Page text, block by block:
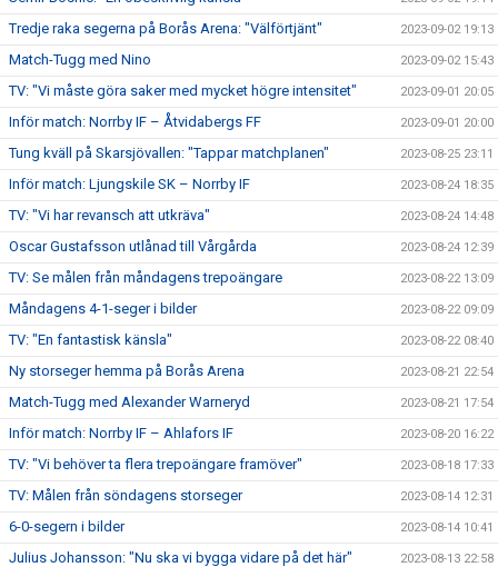
Tredje raka segerna på Borås Arena: "Välförtjänt" 2023-09-02 19:13
Match-Tugg med Nino 2023-09-02 15:43
TV: "Vi måste göra saker med mycket högre intensitet" 2023-09-01 20:05
Inför match: Norrby IF – Åtvidabergs FF 2023-09-01 20:00
Tung kväll på Skarsjövallen: "Tappar matchplanen" 2023-08-25 23:11
Inför match: Ljungskile SK – Norrby IF 2023-08-24 18:35
TV: "Vi har revansch att utkräva" 2023-08-24 14:48
Oscar Gustafsson utlånad till Vårgårda 2023-08-24 12:39
TV: Se målen från måndagens trepoängare 2023-08-22 13:09
Måndagens 4-1-seger i bilder 2023-08-22 09:09
TV: "En fantastisk känsla" 2023-08-22 08:40
Ny storseger hemma på Borås Arena 2023-08-21 22:54
Match-Tugg med Alexander Warneryd 2023-08-21 17:54
Inför match: Norrby IF – Ahlafors IF 2023-08-20 16:22
TV: "Vi behöver ta flera trepoängare framöver" 2023-08-18 17:33
TV: Målen från söndagens storseger 2023-08-14 12:31
6-0-segern i bilder 2023-08-14 10:41
Julius Johansson: "Nu ska vi bygga vidare på det här" 2023-08-13 22:58